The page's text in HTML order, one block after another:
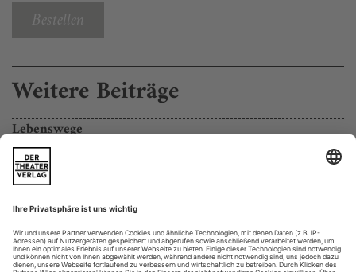
Bestellen
Weitere Beiträge
Lebenswege
Biografien von Arleen Auger, Jochen Kowalski und Elina Garanca
Drei Generationen, drei Stimmfächer, drei mögliche Arten,
eine Sängerbiografie zu schreiben. Arleen Auger wird zum 20.
Todestag gewürdigt, Jochen Kowalski zum 60. Geburtstag –
und die 37-jährige Elina Garanca, weil sie ein MedienDarling
ist. Da gebührt natürlich der großen amerikanischen